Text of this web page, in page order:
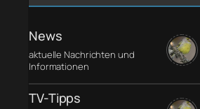
News
aktuelle Nachrichten und
Informationen
TV-Tipps